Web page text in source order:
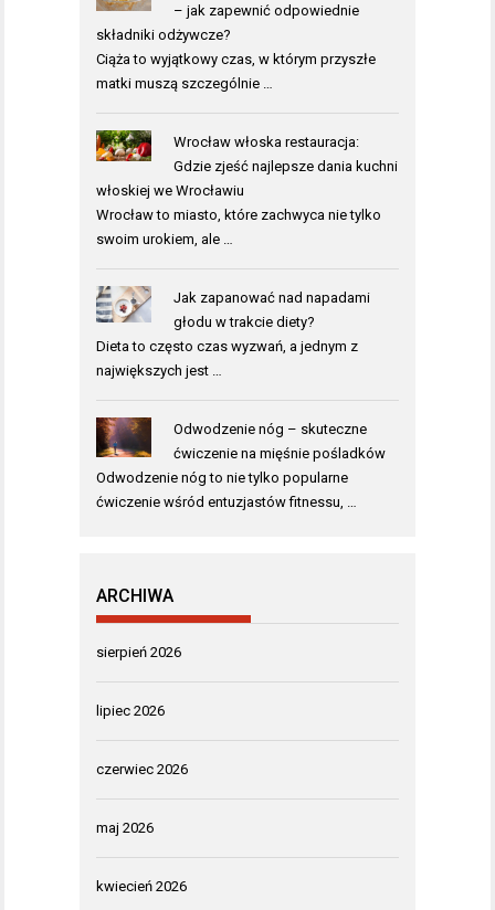
– jak zapewnić odpowiednie
składniki odżywcze?
Ciąża to wyjątkowy czas, w którym przyszłe
matki muszą szczególnie …
Wrocław włoska restauracja:
Gdzie zjeść najlepsze dania kuchni
włoskiej we Wrocławiu
Wrocław to miasto, które zachwyca nie tylko
swoim urokiem, ale …
Jak zapanować nad napadami
głodu w trakcie diety?
Dieta to często czas wyzwań, a jednym z
największych jest …
Odwodzenie nóg – skuteczne
ćwiczenie na mięśnie pośladków
Odwodzenie nóg to nie tylko popularne
ćwiczenie wśród entuzjastów fitnessu, …
ARCHIWA
sierpień 2026
lipiec 2026
czerwiec 2026
maj 2026
kwiecień 2026